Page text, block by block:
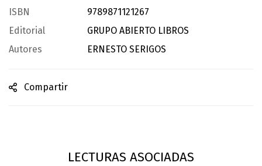
ISBN
9789871121267
Editorial
GRUPO ABIERTO LIBROS
Autores
ERNESTO SERIGOS
Compartir
LECTURAS ASOCIADAS